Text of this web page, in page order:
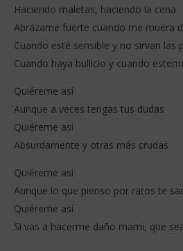
Haciendo maletas, haciendo la cena
Abrázame fuerte cuando me muera
Cuando esté sensible y no sirvan las
Cuando haya bullicio y cuando
Quiéreme así
Aunque a veces tengas tus dudas
Quiéreme así
Absurdamente y otras más crudas
Quiéreme así
Aunque lo que pienso por ratos te
Quiéreme así
Si vas a hacerme daño mami, que